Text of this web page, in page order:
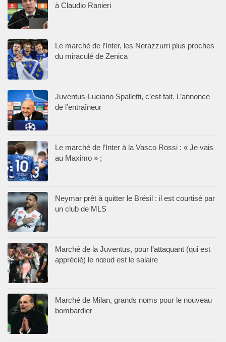
à Claudio Ranieri
Le marché de l’Inter, les Nerazzurri plus proches
du miraculé de Zenica
Juventus-Luciano Spalletti, c’est fait. L’annonce
de l’entraîneur
Le marché de l’Inter à la Vasco Rossi : « Je vais
au Maximo » ;
Neymar prêt à quitter le Brésil : il est courtisé par
un club de MLS
Marché de la Juventus, pour l’attaquant (qui est
apprécié) le nœud est le salaire
Marché de Milan, grands noms pour le nouveau
bombardier